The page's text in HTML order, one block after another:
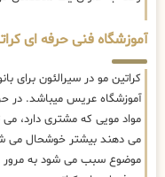
آموزشگاه فنی حرفه ای
کراتین مو در سیرالئون برای
آموزشگاه عریس میباشد. در
مواد مویی که مشتری دارد، می
می دهند بیشتر خوشحال می
موضوع سبب می شود به مرور